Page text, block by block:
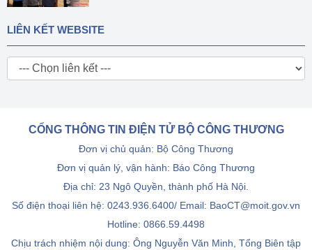
LIÊN KẾT WEBSITE
CỔNG THÔNG TIN ĐIỆN TỬ BỘ CÔNG THƯƠNG
Đơn vị chủ quản: Bộ Công Thương
Đơn vị quản lý, vận hành: Báo Công Thương
Địa chỉ: 23 Ngô Quyền, thành phố Hà Nội.
Số điện thoại liên hệ: 0243.936.6400/ Email: BaoCT@moit.gov.vn
Hotline: 0866.59.4498
Chịu trách nhiệm nội dung: Ông Nguyễn Văn Minh, Tổng Biên tập